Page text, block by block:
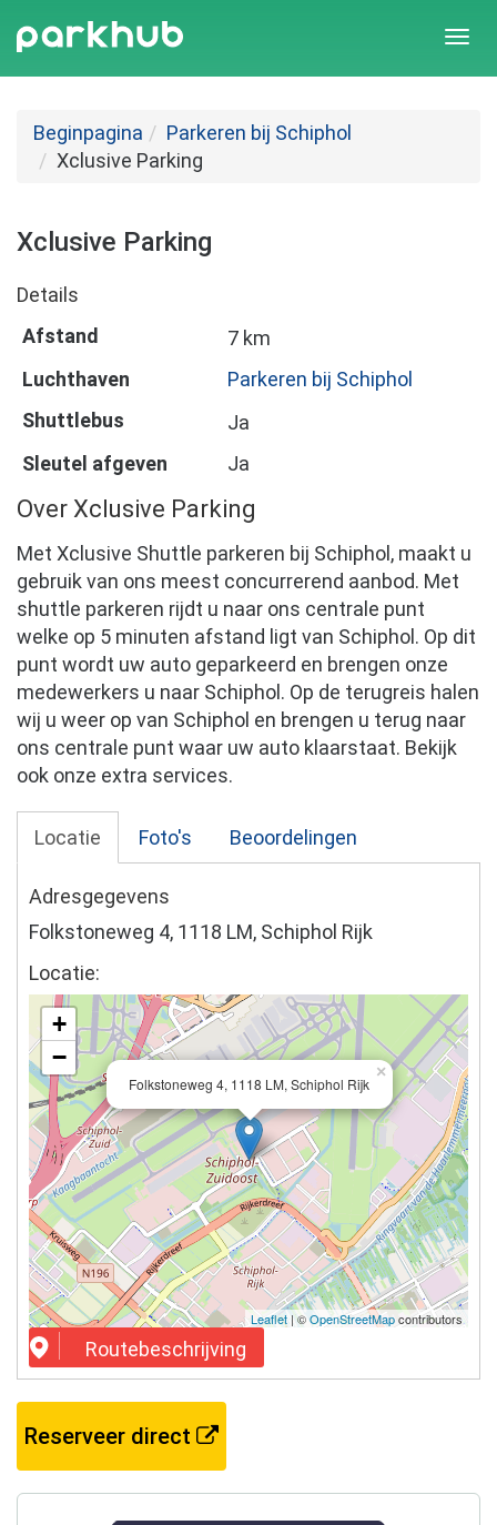
Beginpagina
Parkeren bij Schiphol
Xclusive Parking
Xclusive Parking
Details
Afstand
7 km
Luchthaven
Parkeren bij Schiphol
Shuttlebus
Ja
Sleutel afgeven
Ja
Over Xclusive Parking
Met Xclusive Shuttle parkeren bij Schiphol, maakt u
gebruik van ons meest concurrerend aanbod. Met
shuttle parkeren rijdt u naar ons centrale punt
welke op 5 minuten afstand ligt van Schiphol. Op dit
punt wordt uw auto geparkeerd en brengen onze
medewerkers u naar Schiphol. Op de terugreis halen
wij u weer op van Schiphol en brengen u terug naar
ons centrale punt waar uw auto klaarstaat. Bekijk
ook onze extra services.
Locatie Foto's Beoordelingen
Adresgegevens
Folkstoneweg 4, 1118 LM, Schiphol Rijk
Locatie:
Folkstoneweg 4, 1118 LM, Schiphol Rijk
×
+
−
Leaflet | ©OpenStreetMapcontributors
Routebeschrijving
Reserveer direct